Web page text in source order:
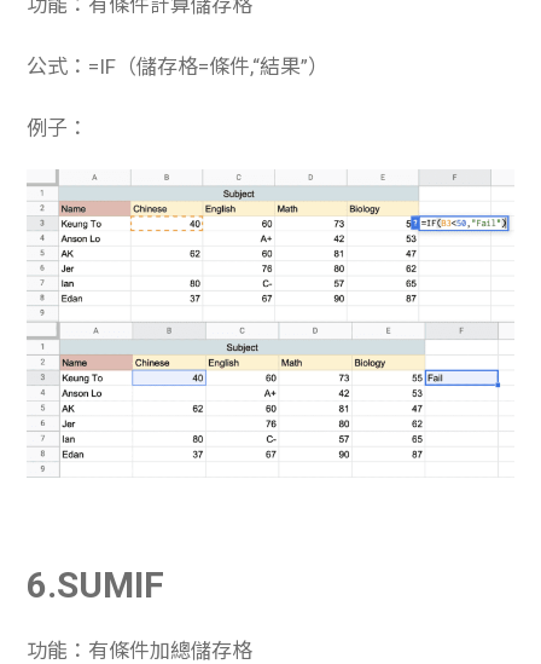
功能：有條件計算儲存格
公式：=IF（儲存格=條件,“結果”）
例子：
6.SUMIF
功能：有條件加總儲存格